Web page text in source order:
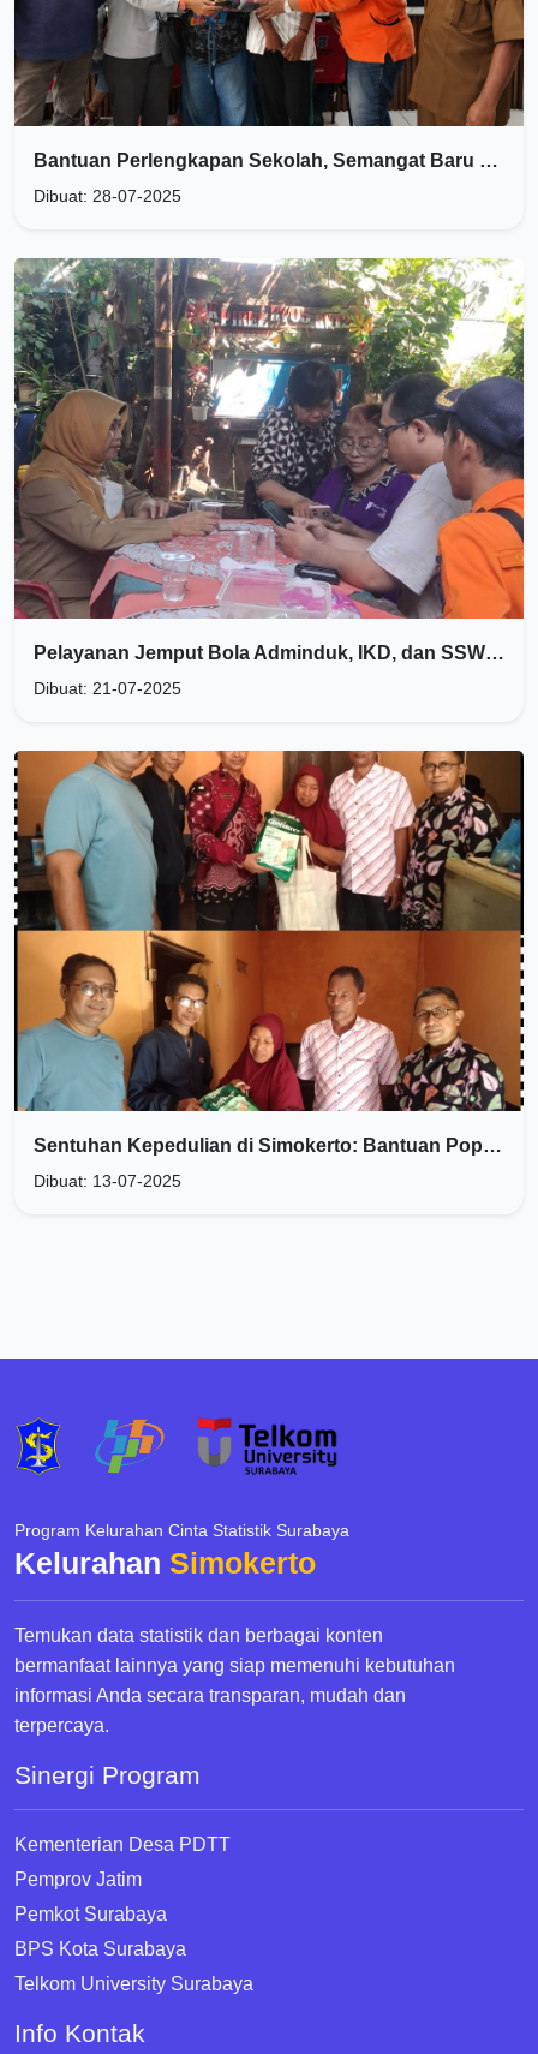
Bantuan Perlengkapan Sekolah, Semangat Baru untuk Ika Ayu di Awal Tahun Ajaran
Dibuat: 28-07-2025
Pelayanan Jemput Bola Adminduk, IKD, dan SSW Alfa di RW 12 Kelurahan Simokerto Mendekat ke Warga
Dibuat: 21-07-2025
Sentuhan Kepedulian di Simokerto: Bantuan Popok Dewasa untuk Warga Gakin
Dibuat: 13-07-2025
Program Kelurahan Cinta Statistik Surabaya
Kelurahan Simokerto
Temukan data statistik dan berbagai konten
bermanfaat lainnya yang siap memenuhi kebutuhan
informasi Anda secara transparan, mudah dan
terpercaya.
Sinergi Program
Kementerian Desa PDTT
Pemprov Jatim
Pemkot Surabaya
BPS Kota Surabaya
Telkom University Surabaya
Info Kontak